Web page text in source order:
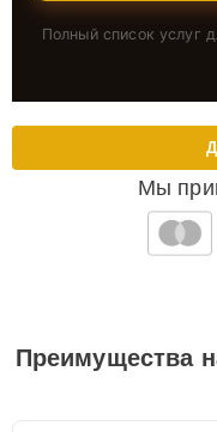
Полный список услуг
Мы
Преимущества